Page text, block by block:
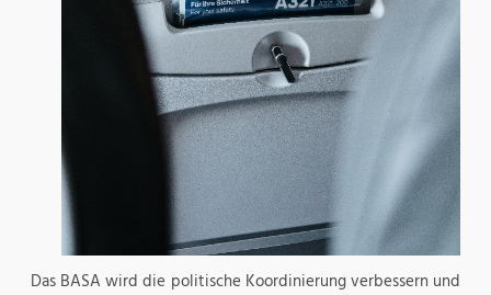
Das BASA wird die politische Koordinierung verbessern und